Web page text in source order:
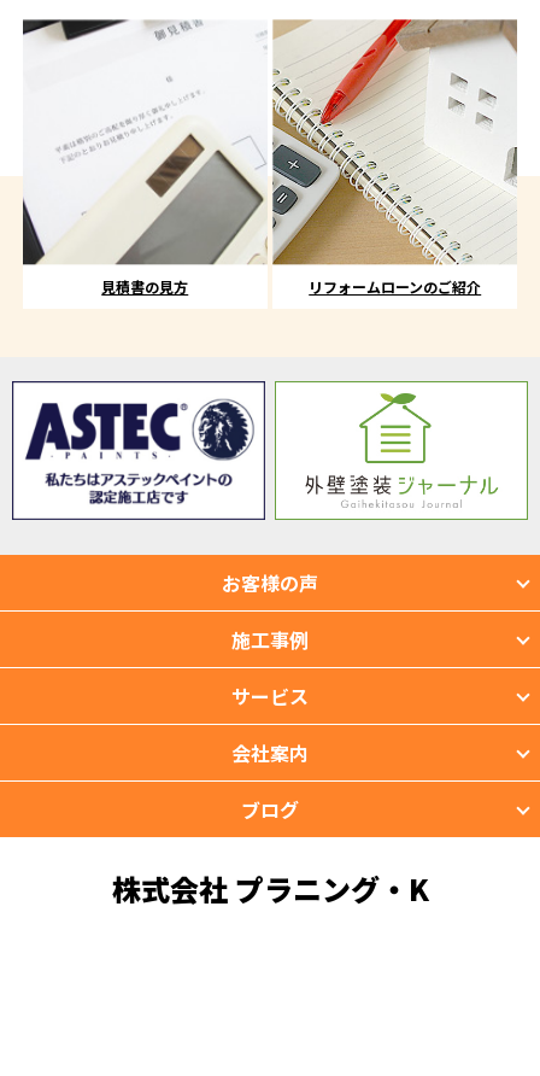
見積書の見方 リフォームローンのご紹介
お客様の声
施工事例
サービス
会社案内
ブログ
株式会社 プラニング・K